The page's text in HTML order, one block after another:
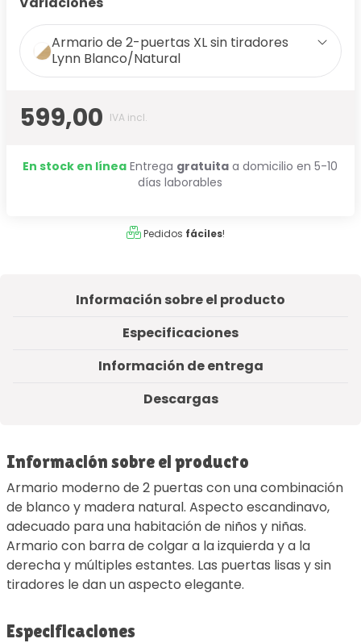
Armario de 2-puertas XL sin tiradores
Lynn Blanco/Natural
599,00 IVA incl.
En stock en línea Entrega gratuita a domicilio en 5-10
días laborables
Pedidos fáciles!
Información sobre el producto
Especificaciones
Información de entrega
Descargas
Información sobre el producto
Armario moderno de 2 puertas con una combinación
de blanco y madera natural. Aspecto escandinavo,
adecuado para una habitación de niños y niñas.
Armario con barra de colgar a la izquierda y a la
derecha y múltiples estantes. Las puertas lisas y sin
tiradores le dan un aspecto elegante.
Especificaciones